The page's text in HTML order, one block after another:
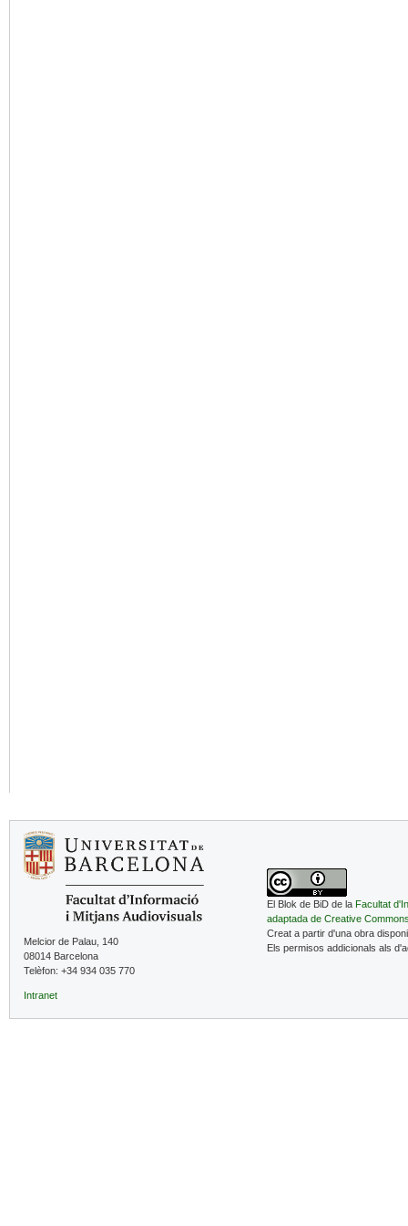
Melcior de Palau, 140
08014 Barcelona
Telèfon: +34 934 035 770
Intranet
El Blok de BiD de la Facultat
adaptada de Creative
Creat a partir d'una obra
Els permisos addicionals als